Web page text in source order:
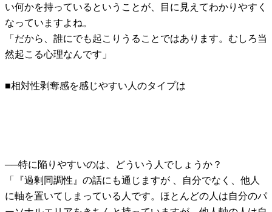
い何かを持っているということが、目に見えてわかりやすく
なっていますよね。
「だから、誰にでも起こりうることではあります。むしろ当
然起こる心理なんです」
■相対性剥奪感を感じやすい人のタイプは
──特に陥りやすいのは、どういう人でしょうか？
「『過剰同調性』の話にも通じますが 、自分でなく、他人
に軸を置いてしまっている人です。ほとんどの人は自分のパ